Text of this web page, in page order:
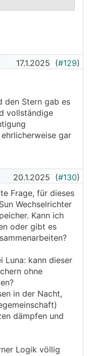
17.1.2025 (#129)
den Stern gab es
vollständige
gar
20.1.2025 (#130)
Frage, für dieses
Wechselrichter
Kann ich
oder gibt es
Luna: kann dieser
ohne
in der Nacht,
dämpfen und
Logik völlig